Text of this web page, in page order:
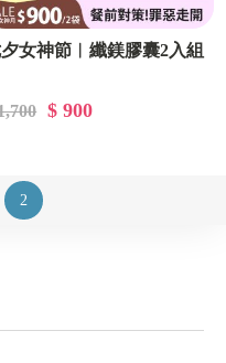
女神節︱纖鎂膠囊2入組
$ 900
2